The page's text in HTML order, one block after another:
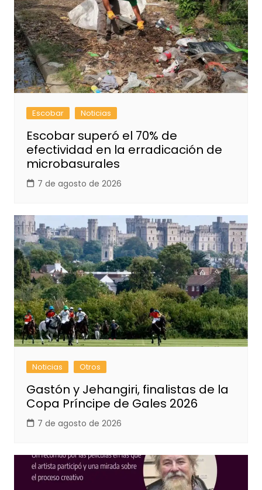
Escobar Noticias
Escobar superó el 70% de
efectividad en la erradicación de
microbasurales
7 de agosto de 2026
Noticias Otros
Gastón y Jehangiri, finalistas de la
Copa Príncipe de Gales 2026
7 de agosto de 2026